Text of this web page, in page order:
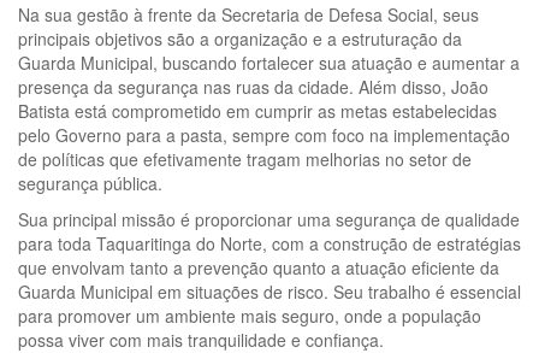
Na sua gestão à frente da Secretaria de Defesa Social, seus
principais objetivos são a organização e a estruturação da
Guarda Municipal, buscando fortalecer sua atuação e aumentar a
presença da segurança nas ruas da cidade. Além disso, João
Batista está comprometido em cumprir as metas estabelecidas
pelo Governo para a pasta, sempre com foco na implementação
de políticas que efetivamente tragam melhorias no setor de
segurança pública.
Sua principal missão é proporcionar uma segurança de qualidade
para toda Taquaritinga do Norte, com a construção de estratégias
que envolvam tanto a prevenção quanto a atuação eficiente da
Guarda Municipal em situações de risco. Seu trabalho é essencial
para promover um ambiente mais seguro, onde a população
possa viver com mais tranquilidade e confiança.